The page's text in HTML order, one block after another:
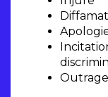
Outrage